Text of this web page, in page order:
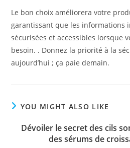
Le bon choix améliorera votre
garantissant que les informations
sécurisées et accessibles lorsque
besoin. . Donnez la priorité à la
aujourd’hui ; ça paie demain.
YOU MIGHT ALSO LIKE
Dévoiler le secret des cils
des sérums de